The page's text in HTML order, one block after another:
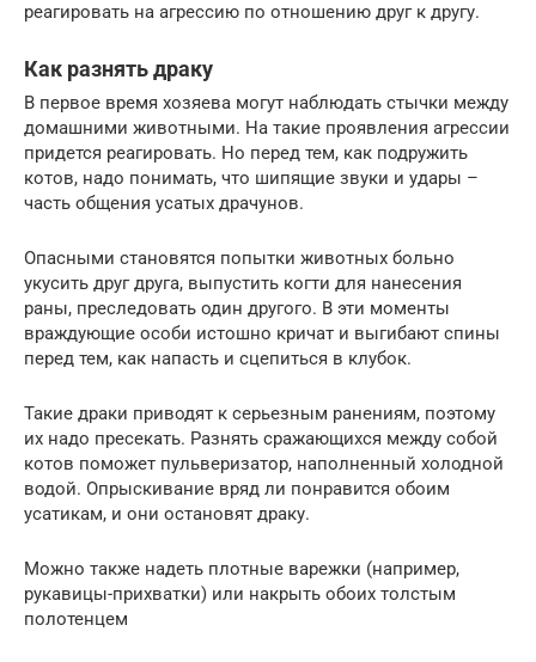
реагировать на агрессию по отношению друг к другу.
Как разнять драку
В первое время хозяева могут наблюдать стычки между
домашними животными. На такие проявления агрессии
придется реагировать. Но перед тем, как подружить
котов, надо понимать, что шипящие звуки и удары –
часть общения усатых драчунов.
Опасными становятся попытки животных больно
укусить друг друга, выпустить когти для нанесения
раны, преследовать один другого. В эти моменты
враждующие особи истошно кричат и выгибают спины
перед тем, как напасть и сцепиться в клубок.
Такие драки приводят к серьезным ранениям, поэтому
их надо пресекать. Разнять сражающихся между собой
котов поможет пульверизатор, наполненный холодной
водой. Опрыскивание вряд ли понравится обоим
усатикам, и они остановят драку.
Можно также надеть плотные варежки (например,
рукавицы-прихватки) или накрыть обоих толстым
полотенцем